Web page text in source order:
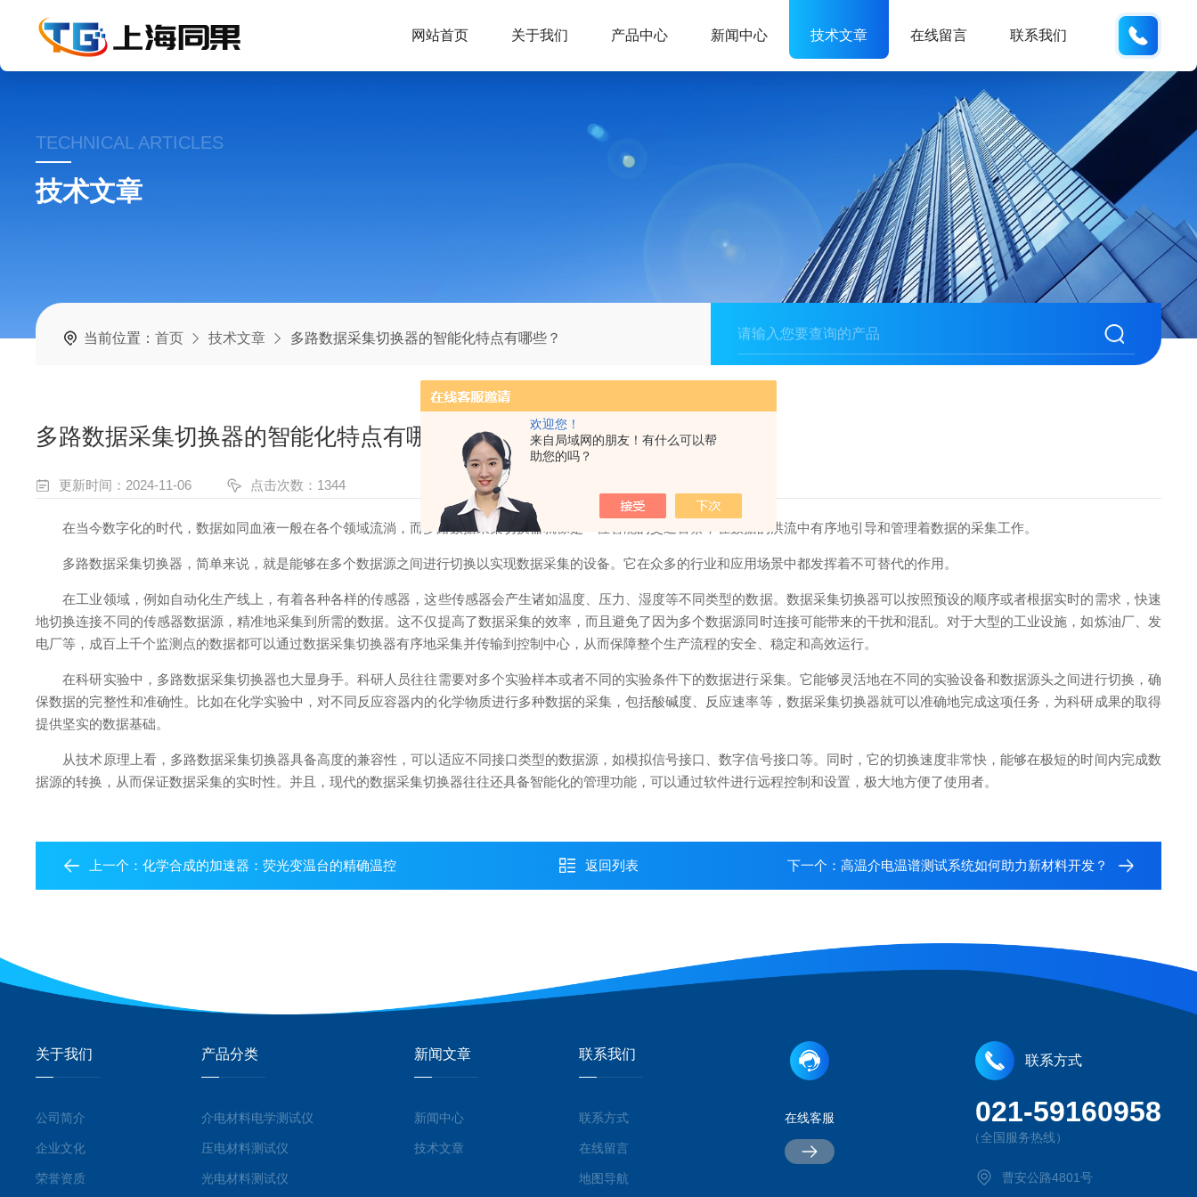
欢迎您！
来自局域网的朋友！有什么可以帮
助您的吗？
网站首页 关于我们 产品中心 新闻中心 技术文章 在线留言 联系我们
TECHNICAL ARTICLES
技术文章
当前位置：首页 技术文章 多路数据采集切换器的智能化特点有哪些？
多路数据采集切换器的智能化特点有哪些？
更新时间：2024-11-06 点击次数：1344
在当今数字化的时代，数据如同血液一般在各个领域流淌，而多路数据采集切换器就像是一位智能的交通警察，在数据的洪流中有序地引导和管理着数据的采集工作。
多路数据采集切换器，简单来说，就是能够在多个数据源之间进行切换以实现数据采集的设备。它在众多的行业和应用场景中都发挥着不可替代的作用。
在工业领域，例如自动化生产线上，有着各种各样的传感器，这些传感器会产生诸如温度、压力、湿度等不同类型的数据。数据采集切换器可以按照预设的顺序或者根据实时的需求，快速
地切换连接不同的传感器数据源，精准地采集到所需的数据。这不仅提高了数据采集的效率，而且避免了因为多个数据源同时连接可能带来的干扰和混乱。对于大型的工业设施，如炼油厂、发
电厂等，成百上千个监测点的数据都可以通过数据采集切换器有序地采集并传输到控制中心，从而保障整个生产流程的安全、稳定和高效运行。
在科研实验中，多路数据采集切换器也大显身手。科研人员往往需要对多个实验样本或者不同的实验条件下的数据进行采集。它能够灵活地在不同的实验设备和数据源头之间进行切换，确
保数据的完整性和准确性。比如在化学实验中，对不同反应容器内的化学物质进行多种数据的采集，包括酸碱度、反应速率等，数据采集切换器就可以准确地完成这项任务，为科研成果的取得
提供坚实的数据基础。
从技术原理上看，多路数据采集切换器具备高度的兼容性，可以适应不同接口类型的数据源，如模拟信号接口、数字信号接口等。同时，它的切换速度非常快，能够在极短的时间内完成数
据源的转换，从而保证数据采集的实时性。并且，现代的数据采集切换器往往还具备智能化的管理功能，可以通过软件进行远程控制和设置，极大地方便了使用者。
上一个：化学合成的加速器：荧光变温台的精确温控 返回列表 下一个： 高温介电温谱测试系统如何助力新材料开发？
关于我们
公司简介
企业文化
荣誉资质
产品分类
介电材料电学测试仪
压电材料测试仪
光电材料测试仪
新闻文章
新闻中心
技术文章
联系我们
联系方式
在线留言
地图导航
在线客服
联系方式
021-59160958
（全国服务热线）
曹安公路4801号